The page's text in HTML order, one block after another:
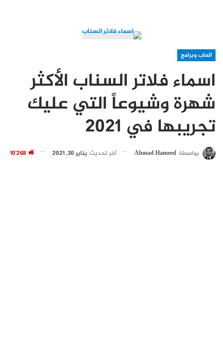
العاب وبرامج
اسماء فلاتر السناب الأكثر
شهرة وشيوعاً التي عليك
تجريبها في 2021
بواسطة Ahmad Hameed آخر تحديث يناير 30, 2021